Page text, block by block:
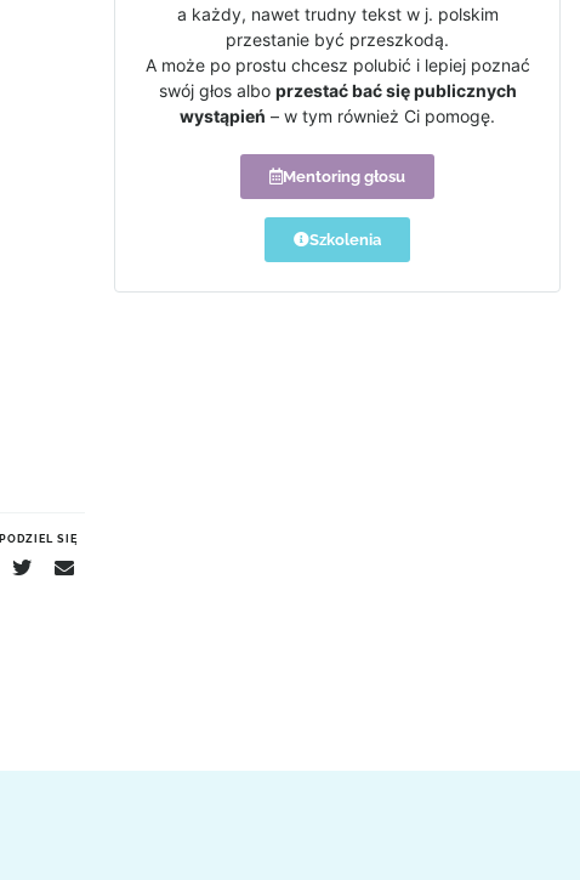
PODZIEL SIĘ
a każdy, nawet trudny tekst w j. polskim
przestanie być przeszkodą.
A może po prostu chcesz polubić i lepiej poznać
swój głos albo przestać bać się publicznych
wystąpień – w tym również Ci pomogę.
Mentoring głosu
Szkolenia